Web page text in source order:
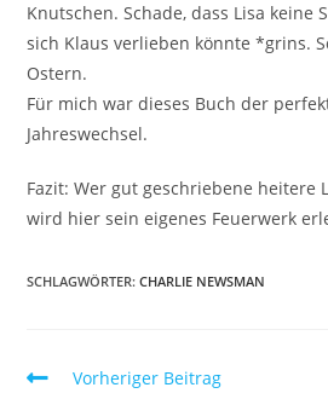
Knutschen. Schade, dass Lisa keine
sich Klaus verlieben könnte *grins.
Ostern.
Für mich war dieses Buch der
Jahreswechsel.
Fazit: Wer gut geschriebene heitere
wird hier sein eigenes Feuerwerk
SCHLAGWÖRTER:CHARLIE NEWSMAN
Vorheriger Beitrag